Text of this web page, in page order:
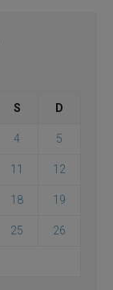
S D
4 5
11 12
18 19
25 26